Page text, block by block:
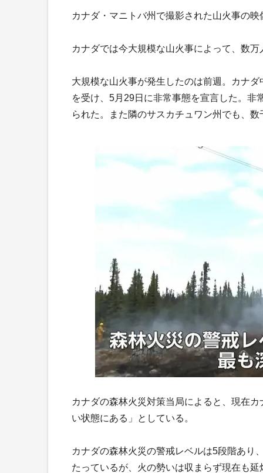
カナダ・マニトバ州で撮影された山火事の
カナダでは今大規模な山火事によって、数
大規模な山火事が発生したのは前週。カナ
を受け、5月29日に非常事態を宣言した。
られた。また隣のサスカチュワン州でも、
カナダの森林火災対策当局によると、現在
い状態にある」としている。
カナダの森林火災の警戒レベルは5段階あり
たっているが、火の勢いは収まらず現在も延